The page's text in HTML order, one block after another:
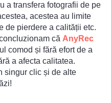
a transfera fotografii de pe
acestea au limite
de pierdere a calității etc.
că AnyRec
comod și fără efort de a
a afecta calitatea.
singur clic și de alte